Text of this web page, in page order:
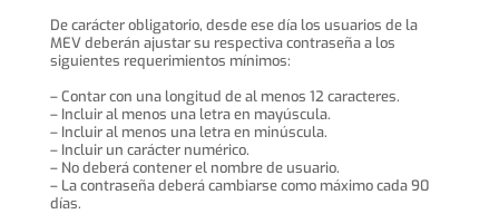
De carácter obligatorio, desde ese día los usuarios de la
MEV deberán ajustar su respectiva contraseña a los
siguientes requerimientos mínimos:
– Contar con una longitud de al menos 12 caracteres.
– Incluir al menos una letra en mayúscula.
– Incluir al menos una letra en minúscula.
– Incluir un carácter numérico.
– No deberá contener el nombre de usuario.
– La contraseña deberá cambiarse como máximo cada 90
días.